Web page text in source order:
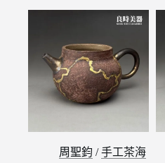
周聖鈞 /手工茶海